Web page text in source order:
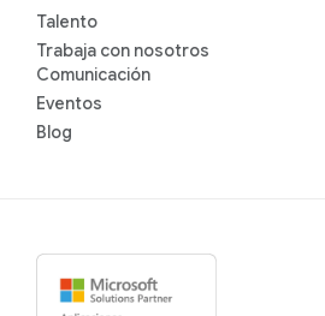
Talento
Trabaja con nosotros
Comunicación
Eventos
Blog